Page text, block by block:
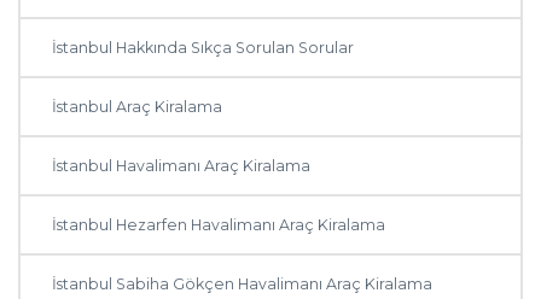
İstanbul Hakkında Sıkça Sorulan Sorular
İstanbul Araç Kiralama
İstanbul Havalimanı Araç Kiralama
İstanbul Hezarfen Havalimanı Araç Kiralama
İstanbul Sabiha Gökçen Havalimanı Araç Kiralama